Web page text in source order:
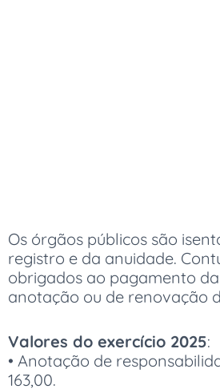
Os órgãos públicos são
registro e da anuidade.
obrigados ao pagamento
anotação ou de renovação
Valores do exercício 2025:
• Anotação de
163,00.